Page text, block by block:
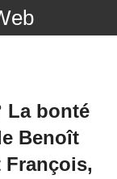
La bonté
Benoît